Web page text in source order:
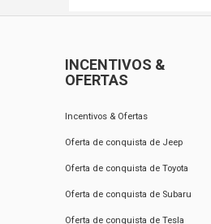
INCENTIVOS &
OFERTAS
Incentivos & Ofertas
Oferta de conquista de Jeep
Oferta de conquista de Toyota
Oferta de conquista de Subaru
Oferta de conquista de Tesla